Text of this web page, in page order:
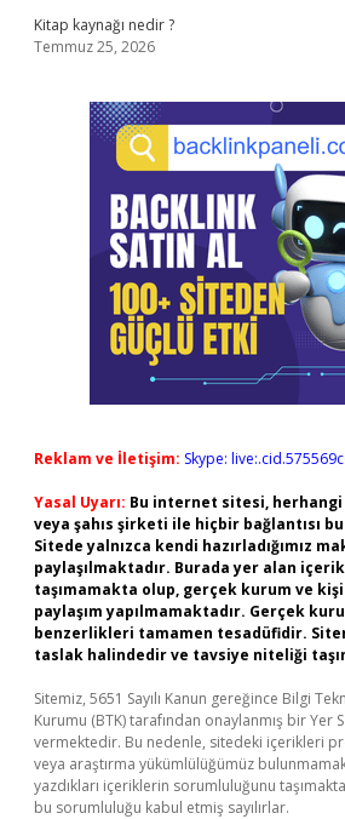
Kitap kaynağı nedir ?
Temmuz 25, 2026
Reklam ve İletişim: Skype:
Yasal Uyarı: Bu internet sitesi,
veya şahıs şirketi ile hiçbir bağlantısı
Sitede yalnızca kendi hazırladığımız
paylaşılmaktadır. Burada yer alan
taşımamakta olup, gerçek kurum ve
paylaşım yapılmamaktadır. Gerçek
benzerlikleri tamamen tesadüfidir.
taslak halindedir ve tavsiye niteliği
Sitemiz, 5651 Sayılı Kanun gereğince Bilgi
Kurumu (BTK) tarafından onaylanmış bir Yer
vermektedir. Bu nedenle, sitedeki içerikleri
veya araştırma yükümlülüğümüz
yazdıkları içeriklerin sorumluluğunu
bu sorumluluğu kabul etmiş sayılırlar.